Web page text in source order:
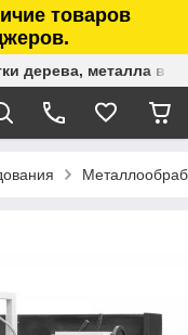
товаров
дерева, металла в